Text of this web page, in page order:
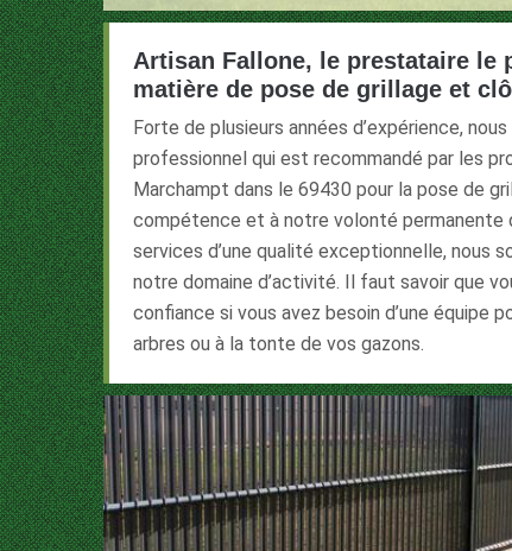
Artisan Fallone, le prestataire le
matière de pose de grillage et
Forte de plusieurs années d’expérience,
professionnel qui est recommandé par les
Marchampt dans le 69430 pour la pose de
compétence et à notre volonté permanente
services d’une qualité exceptionnelle, nous
notre domaine d’activité. Il faut savoir que
confiance si vous avez besoin d’une équipe
arbres ou à la tonte de vos gazons.